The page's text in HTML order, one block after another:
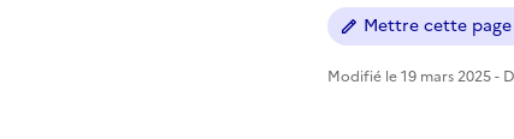
Mettre cette page
Modifié le 19 mars 2025 -